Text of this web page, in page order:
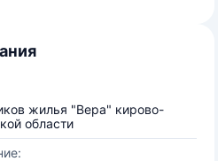
жилья "Вера" кирово-
области